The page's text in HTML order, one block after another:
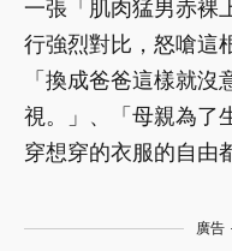
一張「肌肉猛男赤裸
行強烈對比，怒嗆這
「換成爸爸這樣就
視。」、「母親為了
穿想穿的衣服的自由
廣告